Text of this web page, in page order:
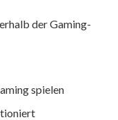
der Gaming-
spielen